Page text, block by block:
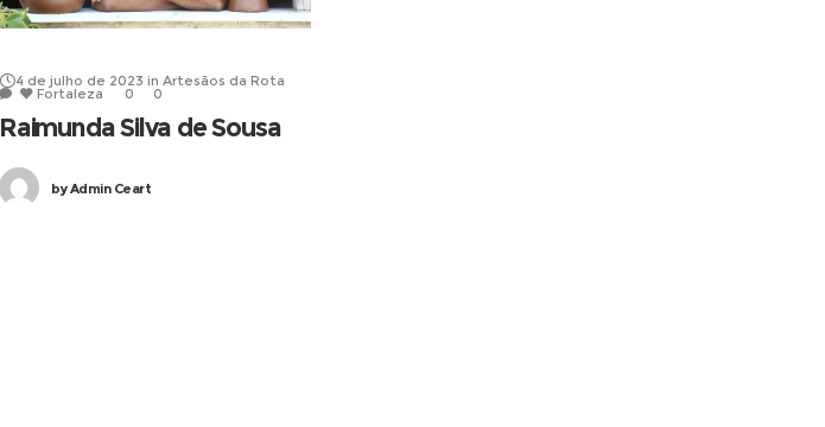
4 de julho de 2023 in Artesãos da Rota
Fortaleza 0 0
Raimunda Silva de Sousa
byAdmin Ceart